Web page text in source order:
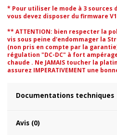
* Pour utiliser le mode à 3
vous devez disposer du firmware
** ATTENTION: bien respecter la
vis sous peine d'endommager la
(non pris en compte par la
régulation "DC-DC" à fort
chaude . Ne JAMAIS toucher la
assurez IMPERATIVEMENT une
Documentations techniques
Avis (0)